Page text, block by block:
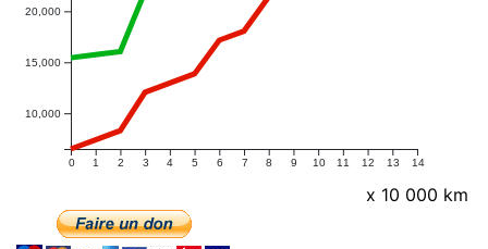
0 1 2 3 4 5 6 7 8 9 10 11 12 13 14
10,000
15,000
20,000
x 10 000 km